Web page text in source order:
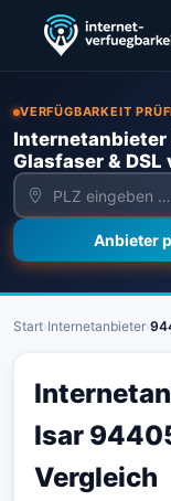
VERFÜGBARKEIT
Internetanbieter
Glasfaser &
Anbieter
Start›Internetanbieter›
Isar
Vergleich